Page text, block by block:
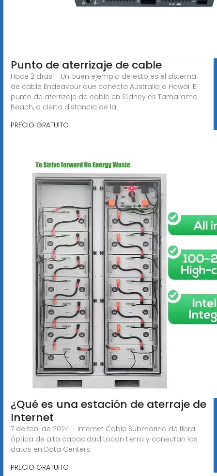
Punto de aterrizaje de cable
Hace 2 días · Un buen ejemplo de esto es el sistema
de cable Endeavour que conecta Australia a Hawái. El
punto de aterrizaje de cable en Sídney es Tamarama
Beach, a cierta distancia de la
PRECIO GRATUITO
¿Qué es una estación de aterraje de
Internet
7 de feb. de 2024 · Internet Cable Submarino de fibra
óptica de alta capacidad tocan tierra y conectan los
datos en Data Centers.
PRECIO GRATUITO